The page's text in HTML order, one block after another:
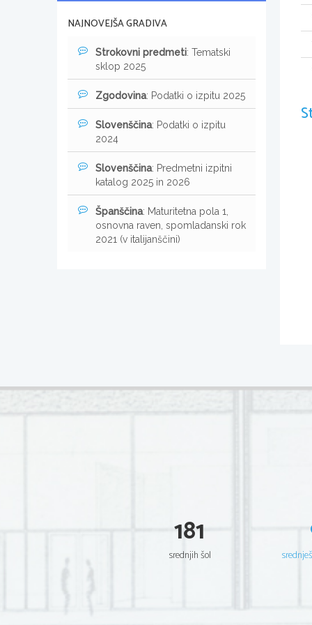
NAJNOVEJŠA GRADIVA
Strokovni predmeti: Tematski
sklop 2025
Zgodovina: Podatki o izpitu 2025
Slovenščina: Podatki o izpitu
2024
Slovenščina: Predmetni izpitni
katalog 2025 in 2026
Španščina: Maturitetna pola 1,
osnovna raven, spomladanski rok
2021 (v italijanščini)
181
srednjih šol